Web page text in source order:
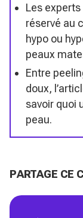
Les
réservé au
hypo ou
peaux
Entre
doux,
savoir quoi
peau.
PARTAGE CE